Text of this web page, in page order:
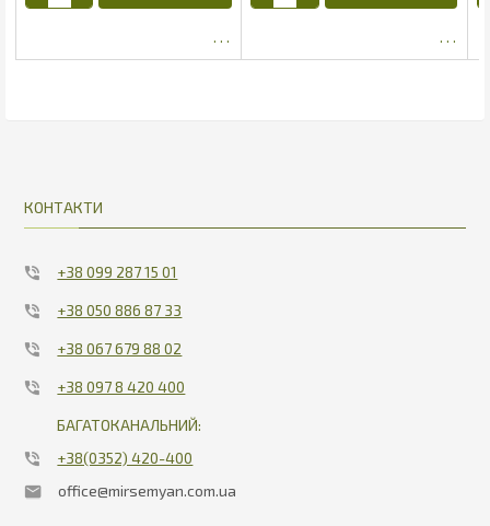
КОНТАКТИ
+38 099 287 15 01
+38 050 886 87 33
+38 067 679 88 02
+38 097 8 420 400
БАГАТОКАНАЛЬНИЙ:
+38(0352) 420-400
office@mirsemyan.com.ua